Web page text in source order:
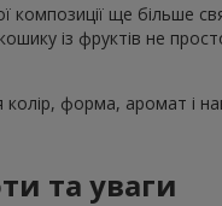
композиції ще більше
із фруктів не
колір, форма, аромат і
та уваги